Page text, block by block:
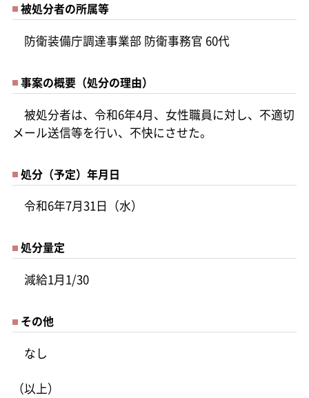
被処分者の所属等
防衛装備庁調達事業部 防衛事務官 60代
事案の概要（処分の理由）
被処分者は、令和6年4月、女性職員に対し、不適切
メール送信等を行い、不快にさせた。
処分（予定）年月日
令和6年7月31日（水）
処分量定
減給1月1/30
その他
なし
（以上）